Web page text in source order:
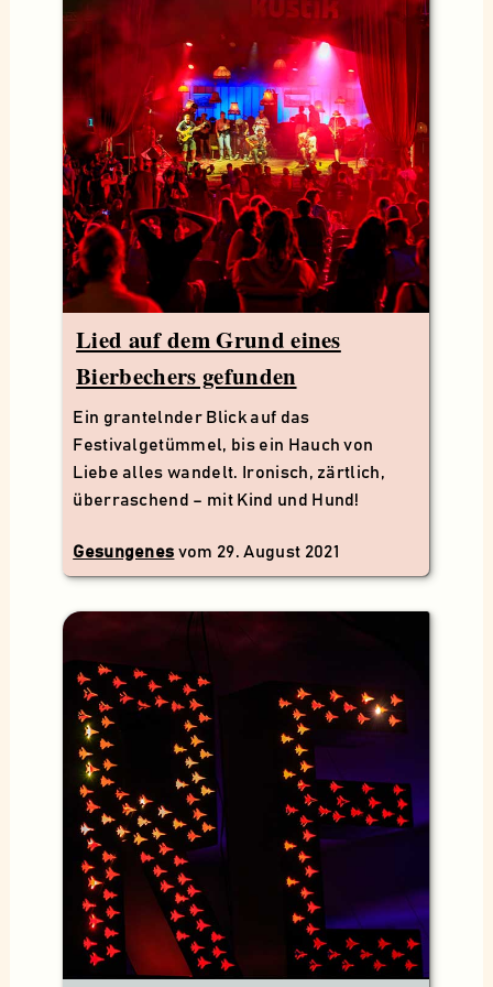
Lied auf dem Grund eines
Bierbechers gefunden
Ein grantelnder Blick auf das
Festivalgetümmel, bis ein Hauch von
Liebe alles wandelt. Ironisch, zärtlich,
überraschend – mit Kind und Hund!
Gesungenes vom 29. August 2021